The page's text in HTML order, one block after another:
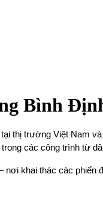
Bình
thị trường Việt Nam
các công trình từ
khai thác các phiến